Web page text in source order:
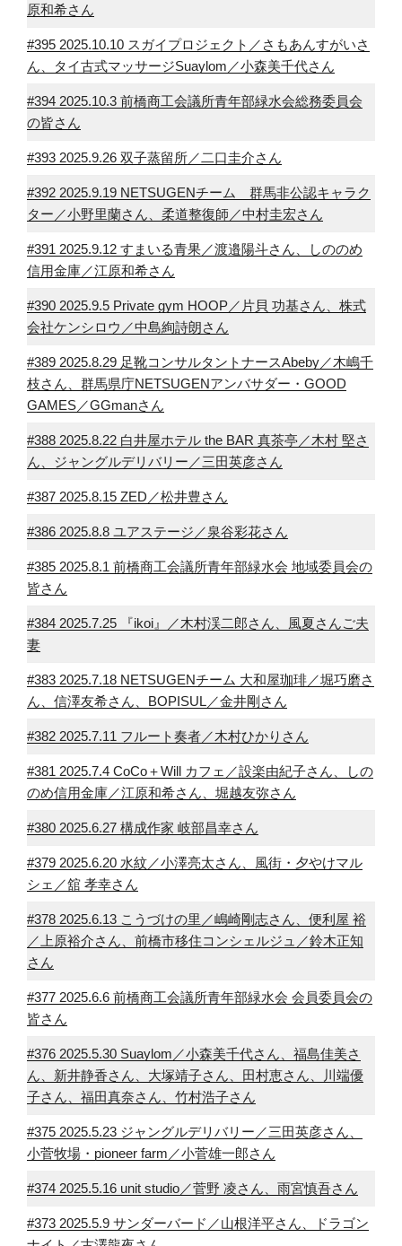
原和希さん
#395 2025.10.10 スガイプロジェクト／さもあんすがいさ
ん、タイ古式マッサージSuaylom／小森美千代さん
#394 2025.10.3 前橋商工会議所青年部緑水会総務委員会
の皆さん
#393 2025.9.26 双子蒸留所／二口圭介さん
#392 2025.9.19 NETSUGENチーム 群馬非公認キャラク
ター／小野里蘭さん、柔道整復師／中村圭宏さん
#391 2025.9.12 すまいる青果／渡邉陽斗さん、しののめ
信用金庫／江原和希さん
#390 2025.9.5 Private gym HOOP／片貝 功基さん、株式
会社ケンシロウ／中島絢詩朗さん
#389 2025.8.29 足靴コンサルタントナースAbeby／木嶋千
枝さん、群馬県庁NETSUGENアンバサダー・GOOD
GAMES／GGmanさん
#388 2025.8.22 白井屋ホテル the BAR 真茶亭／木村 堅さ
ん、ジャングルデリバリー／三田英彦さん
#387 2025.8.15 ZED／松井豊さん
#386 2025.8.8 ユアステージ／泉谷彩花さん
#385 2025.8.1 前橋商工会議所青年部緑水会 地域委員会の
皆さん
#384 2025.7.25 『ikoi』／木村渓二郎さん、風夏さんご夫
妻
#383 2025.7.18 NETSUGENチーム 大和屋珈琲／堀巧磨さ
ん、信澤友希さん、BOPISUL／金井剛さん
#382 2025.7.11 フルート奏者／木村ひかりさん
#381 2025.7.4 CoCo＋Will カフェ／設楽由紀子さん、しの
のめ信用金庫／江原和希さん、堀越友弥さん
#380 2025.6.27 構成作家 岐部昌幸さん
#379 2025.6.20 水紋／小澤亮太さん、風街・夕やけマル
シェ／舘 孝幸さん
#378 2025.6.13 こうづけの里／嶋崎剛志さん、便利屋 裕
／上原裕介さん、前橋市移住コンシェルジュ／鈴木正知
さん
#377 2025.6.6 前橋商工会議所青年部緑水会 会員委員会の
皆さん
#376 2025.5.30 Suaylom／小森美千代さん、福島佳美さ
ん、新井静香さん、大塚靖子さん、田村恵さん、川端優
子さん、福田真奈さん、竹村浩子さん
#375 2025.5.23 ジャングルデリバリー／三田英彦さん、
小菅牧場・pioneer farm／小菅雄一郎さん
#374 2025.5.16 unit studio／菅野 凌さん、雨宮慎吾さん
#373 2025.5.9 サンダーバード／山根洋平さん、ドラゴン